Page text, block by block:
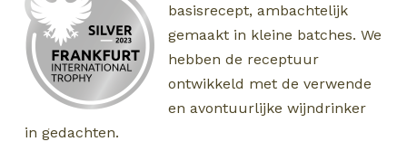
basisrecept, ambachtelijk
gemaakt in kleine batches. We
hebben de receptuur
ontwikkeld met de verwende
en avontuurlijke wijndrinker
in gedachten.